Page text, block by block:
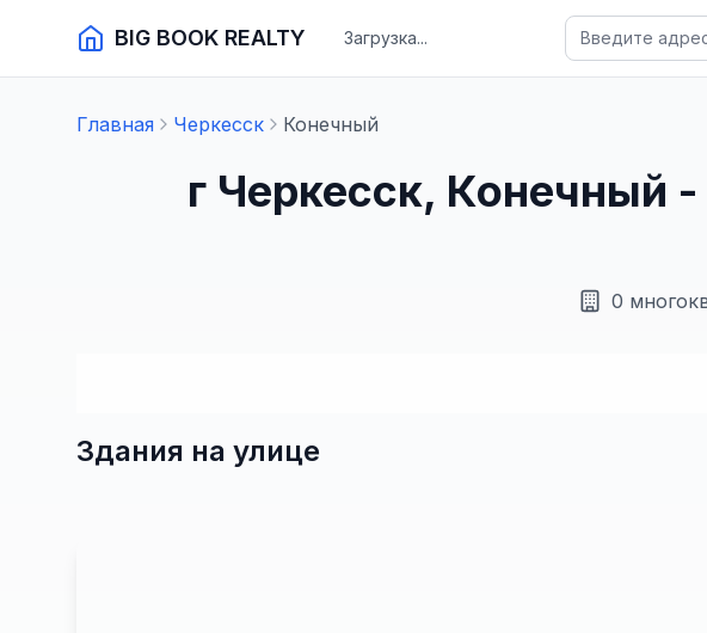
BIG BOOK REALTY Загрузка...
Главная Черкесск Конечный
г Черкесск, Конечный
0
Здания на улице